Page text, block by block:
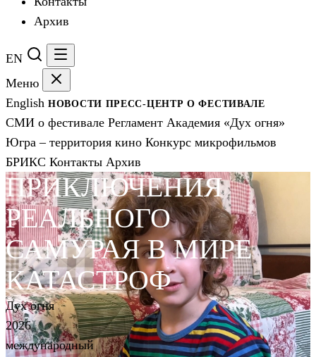
Архив
EN
Меню
English НОВОСТИ ПРЕСС-ЦЕНТРО ФЕСТИВАЛЕ
СМИ о фестивале Регламент Академия «Дух огня»
Югра – территория кино Конкурс микрофильмов
БРИКС Контакты Архив
ПРИКЛЮЧЕНИЯ
РЕАЛЬНОГО
САМУРАЯ В МИРЕ
КАТАСТРОФ
Дух огня
2026
международный